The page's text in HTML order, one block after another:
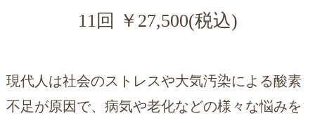
11回 ￥27,500(税込)
現代人は社会のストレスや大気汚染による酸素
不足が原因で、病気や老化などの様々な悩みを